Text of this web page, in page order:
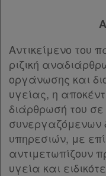
Αντικείμενο του
ριζική
οργάνωσης και
υγείας, η
διάρθρωσή του σε
συνεργαζόμενων
υπηρεσιών, με
αντιμετωπίζουν
υγεία και